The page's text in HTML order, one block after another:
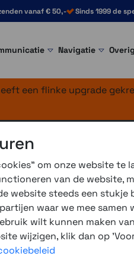
vanaf € 50,- Sinds 1999 de
Navigatie Overig
een flinke upgrade
Garmin
door
etc. en geven
bijhouden van
om onze website
van de website,
website steeds een
waar we mee
wilt kunnen maken
wijzigen, klik dan op